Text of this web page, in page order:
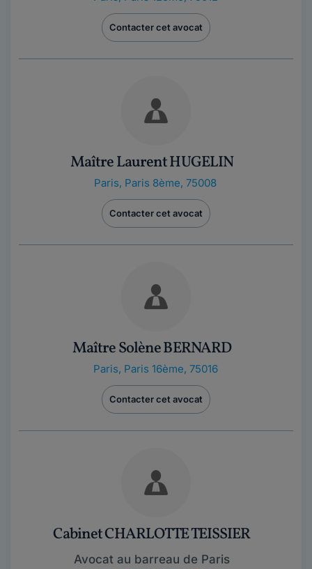
Contacter cet avocat
Maître Laurent HUGELIN
Paris, Paris 8ème, 75008
Contacter cet avocat
Maître Solène BERNARD
Paris, Paris 16ème, 75016
Contacter cet avocat
Cabinet CHARLOTTE TEISSIER
Avocat au barreau de Paris